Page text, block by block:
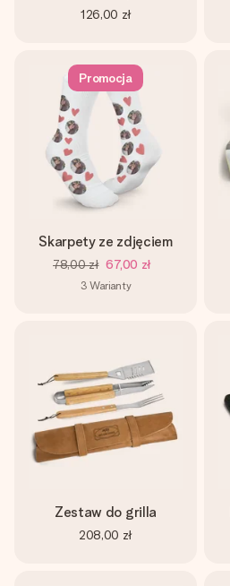
126,00 zł
Promocja
Skarpety ze zdjęciem
78,00 zł 67,00 zł
3 Warianty
Zestaw do grilla
208,00 zł